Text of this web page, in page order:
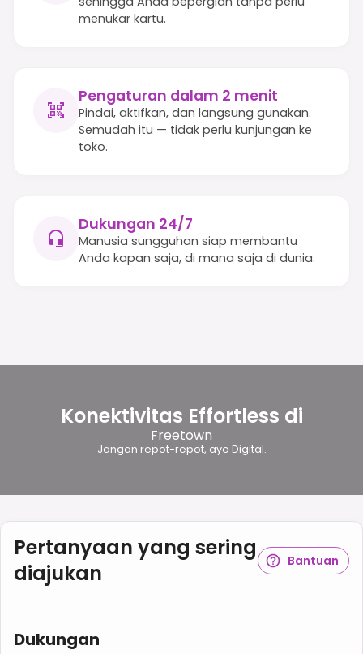
menukar kartu.
Pengaturan dalam 2 menit
Pindai, aktifkan, dan langsung gunakan.
Semudah itu — tidak perlu kunjungan ke
toko.
Dukungan 24/7
Manusia sungguhan siap membantu
Anda kapan saja, di mana saja di dunia.
Konektivitas Effortless di
Freetown
Jangan repot-repot, ayo Digital.
Pertanyaan yang sering
diajukan
Bantuan
Dukungan